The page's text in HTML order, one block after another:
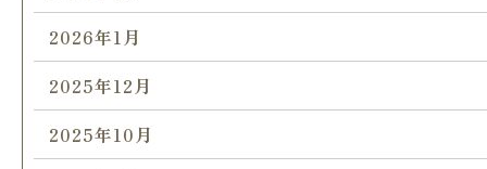
2026年1月
2025年12月
2025年10月